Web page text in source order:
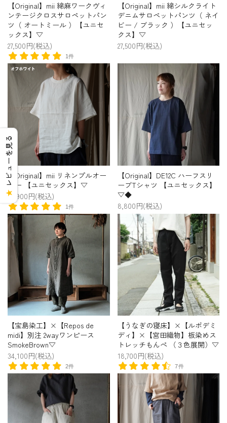
【Original】mii 綿麻ワークヴィ
ンテージクロスサロペットパン
ツ（ オートミール ）【ユニセ
ックス】▽
27,500円(税込)
1件
【Original】mii 綿シルクライト
デニムサロペットパンツ（ ネイ
ビー / ブラック ）【ユニセッ
クス】▽
27,500円(税込)
【Original】mii リネンプルオー
バー 【ユニセックス】▽
20,900円(税込)
1件
【Original】DE12C ハーフスリ
ーブTシャツ 【ユニセックス】
▽◆
8,800円(税込)
【宝島染工】×【Repos de
midi】別注 2wayワンピース
SmokeBrown▽
34,100円(税込)
2件
【うなぎの寝床】×【ルポデミ
ディ】×【宮田織物】板染めス
トレッチもんぺ （３色展開）▽
18,700円(税込)
7件
★
レビューを見る